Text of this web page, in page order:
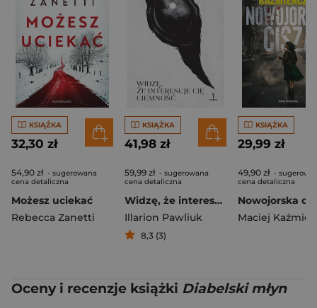
KSIĄŻKA
32,30 zł
54,90 zł - sugerowana
cena detaliczna
Możesz uciekać
Rebecca Zanetti
KSIĄŻKA
41,98 zł
59,99 zł - sugerowana
cena detaliczna
Widzę, że interesuje cię ciemność
Illarion Pawliuk
8,3 (3)
KSIĄŻKA
29,99 zł
49,90 zł -
cena detaliczna
Nowojorska
Maciej
Oceny i recenzje książki Diabelski młyn